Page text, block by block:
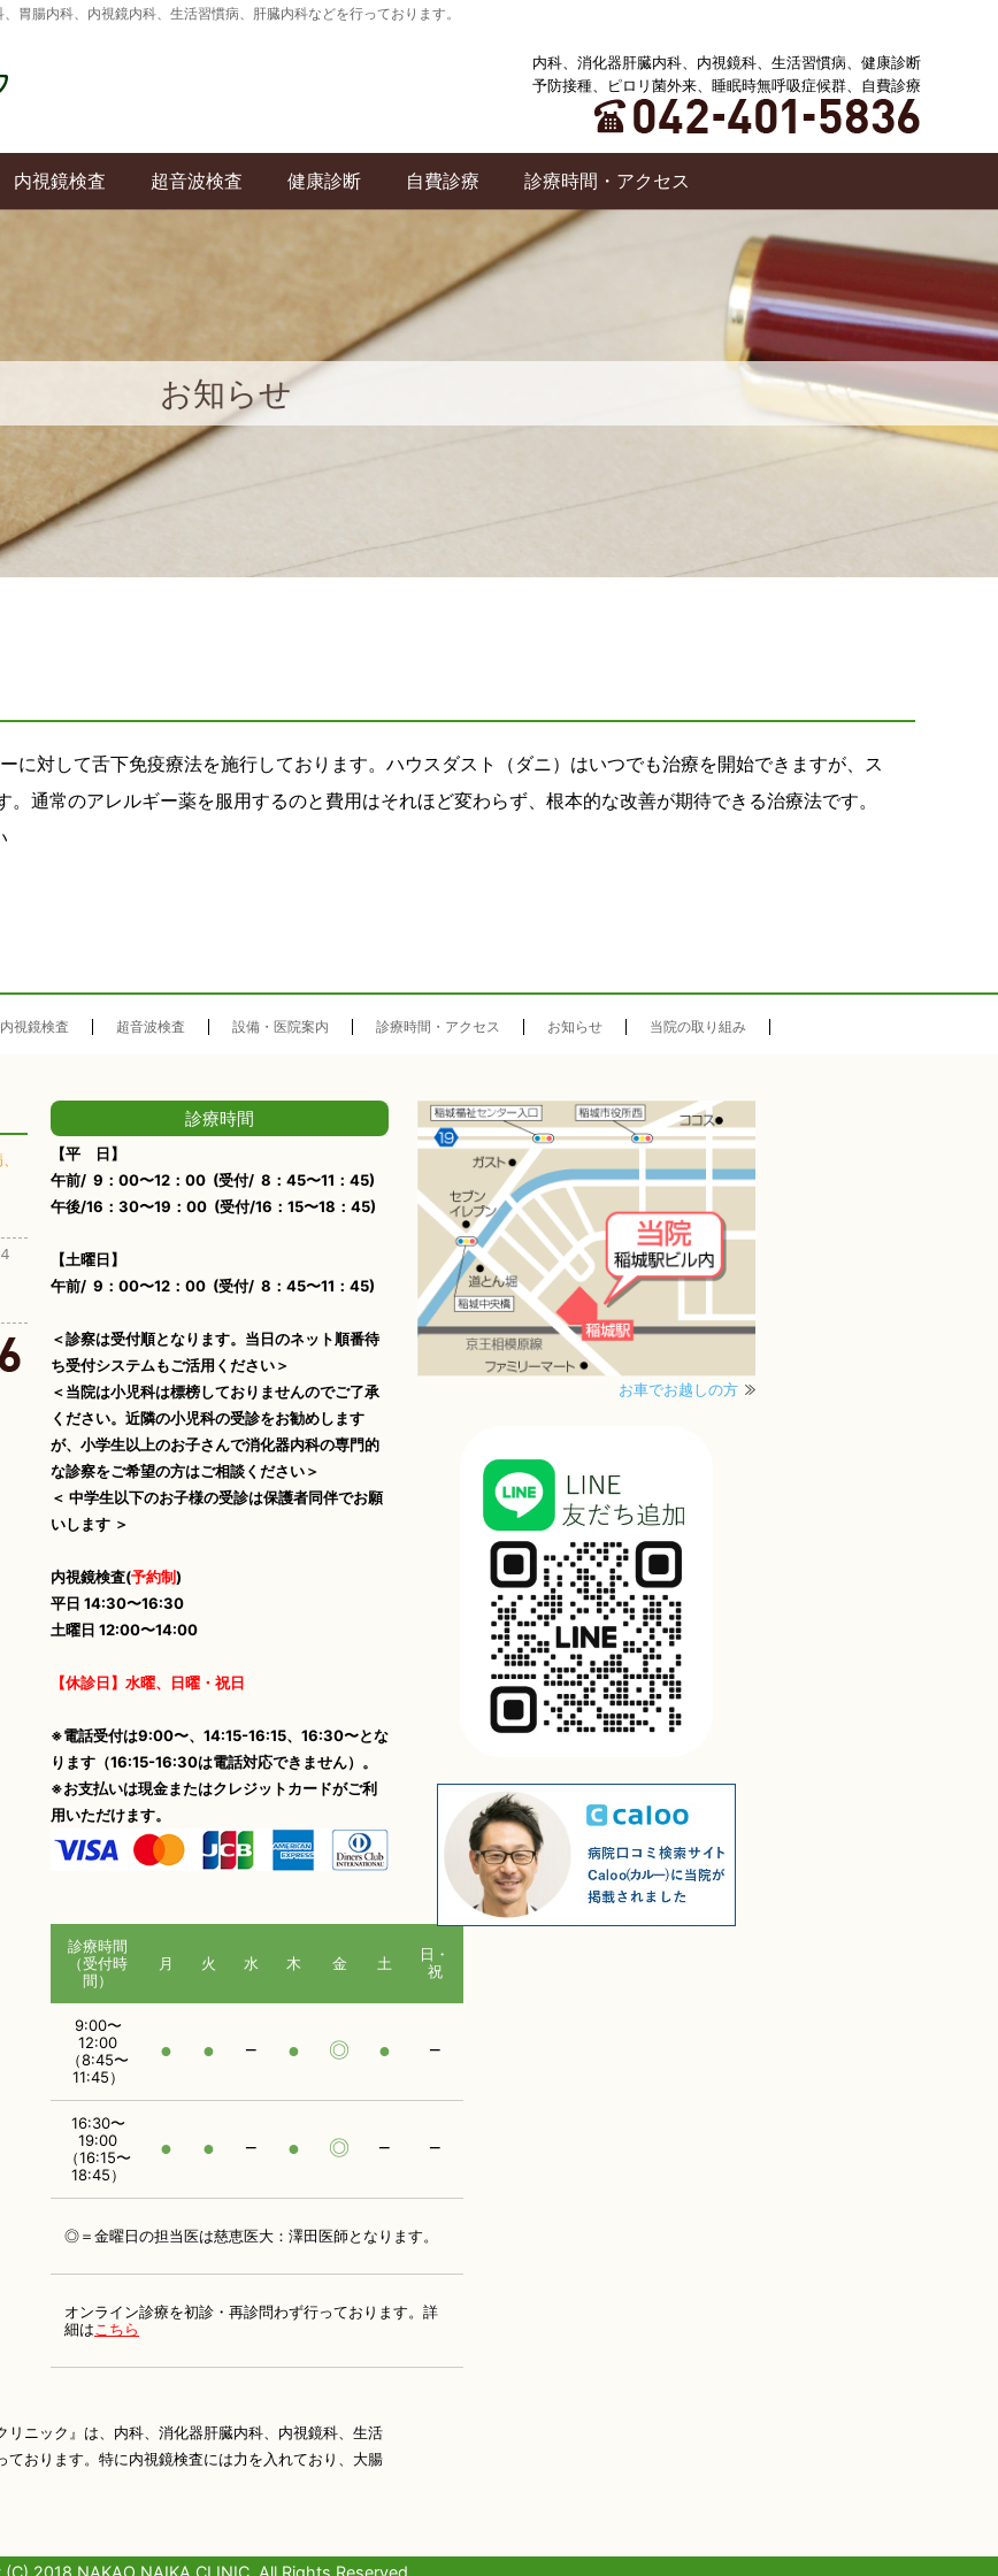
胃腸内科、内視鏡内科、生活習慣病、肝臓内科などを行っております。
内科、消化器肝臓内科、内視鏡科、生活習慣病、健康診断
予防接種、ピロリ菌外来、睡眠時無呼吸症候群、自費診療
内視鏡検査 超音波検査 健康診断 自費診療 診療時間・アクセス
お知らせ
に対して舌下免疫療法を施行しております。ハウスダスト（ダニ）はいつでも治療を開始できますが、ス
通常のアレルギー薬を服用するのと費用はそれほど変わらず、根本的な改善が期待できる治療法です。
内視鏡検査 超音波検査 設備・医院案内 診療時間・アクセス お知らせ 当院の取り組み
診療時間
【平 日】
午前/ 9：00〜12：00 (受付/ 8：45〜11：45)
午後/16：30〜19：00 (受付/16：15〜18：45)
【土曜日】
午前/ 9：00〜12：00 (受付/ 8：45〜11：45)
＜診察は受付順となります。当日のネット順番待
ち受付システムもご活用ください＞
＜当院は小児科は標榜しておりませんのでご了承
ください。近隣の小児科の受診をお勧めします
が、小学生以上のお子さんで消化器内科の専門的
な診察をご希望の方はご相談ください＞
＜ 中学生以下のお子様の受診は保護者同伴でお願
いします ＞
内視鏡検査(予約制)
平日 14:30〜16:30
土曜日 12:00〜14:00
【休診日】水曜、日曜・祝日
※電話受付は9:00〜、14:15-16:15、16:30〜とな
ります（16:15-16:30は電話対応できません）。
※お支払いは現金またはクレジットカードがご利
用いただけます。
診療時間
（受付時
間）
月 火 水 木 金 土
日・
祝
9:00〜
12:00
（8:45〜
11:45）
● ● − ● ◎ ● −
16:30〜
19:00
（16:15〜
18:45）
● ● − ● ◎ − −
◎＝金曜日の担当医は慈恵医大：澤田医師となります。
オンライン診療を初診・再診問わず行っております。 詳
細は こちら
ニック』は、内科、消化器肝臓内科、内視鏡科、生活
おります。特に内視鏡検査には力を入れており、大腸
お車でお越しの方
2018 NAKAO NAIKA CLINIC, All Rights Reserved.